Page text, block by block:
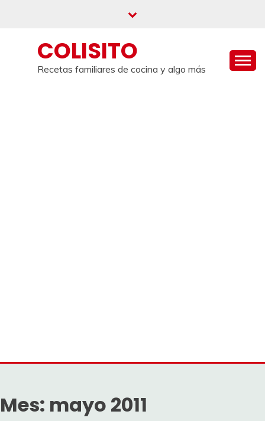
COLISITO
Recetas familiares de cocina y algo más
Mes: mayo 2011